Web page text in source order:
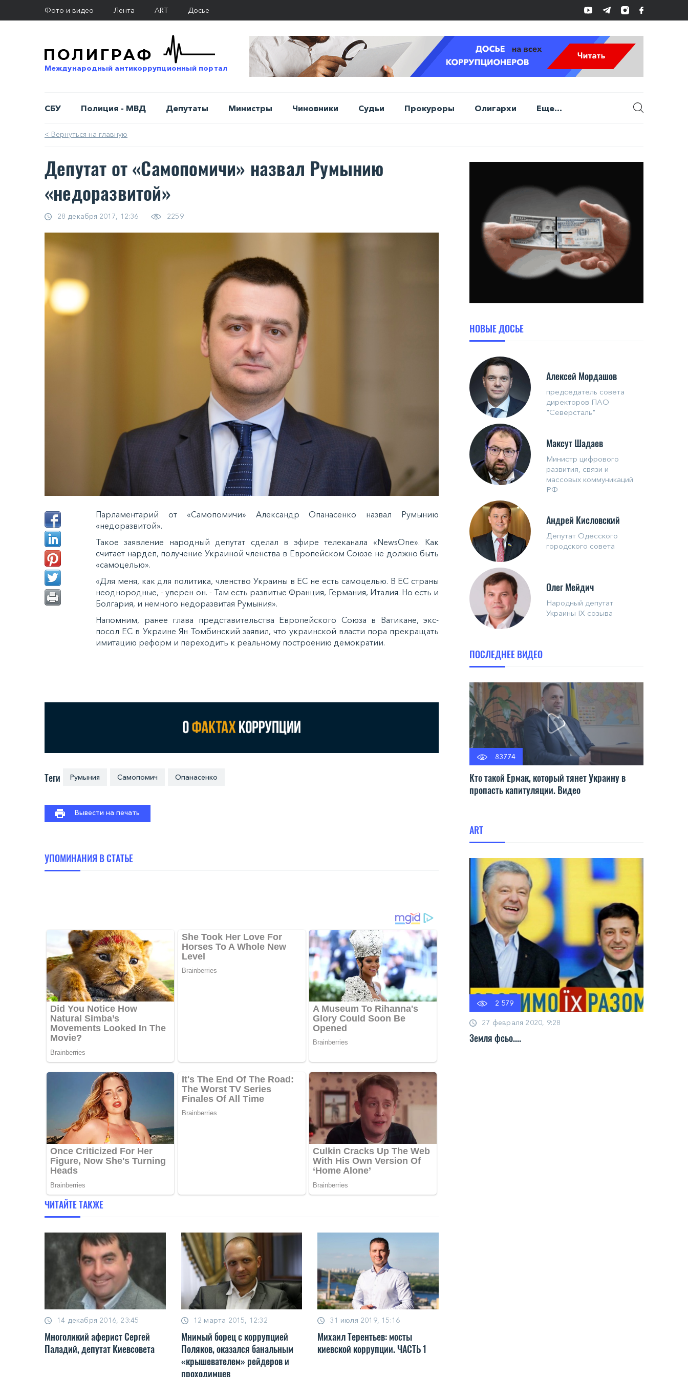
Фото и видео Лента ART Досье
Международный антикоррупционный портал
СБУ Полиция - МВД Депутаты Министры Чиновники Судьи Прокуроры Олигархи Еще...
< Вернуться на главную
Депутат от «Самопомичи» назвал Румынию
«недоразвитой»
28 декабря 2017, 12:36 2259
Парламентарий от «Самопомичи» Александр Опанасенко назвал Румынию
«недоразвитой».
Такое заявление народный депутат сделал в эфире телеканала «NewsOne». Как
считает нардеп, получение Украиной членства в Европейском Союзе не должно быть
«самоцелью».
«Для меня, как для политика, членство Украины в ЕС не есть самоцелью. В ЕС страны
неоднородные, - уверен он. - Там есть развитые Франция, Германия, Италия. Но есть и
Болгария, и немного недоразвитая Румыния».
Напомним, ранее глава представительства Европейского Союза в Ватикане, экс-
посол ЕС в Украине Ян Томбинский заявил, что украинской власти пора прекращать
имитацию реформ и переходить к реальному построению демократии.
Теги Румыния Самопомич Опанасенко
Вывести на печать
УПОМИНАНИЯ В СТАТЬЕ
ЧИТАЙТЕ ТАКЖЕ
14 декабря 2016, 23:45
Многоликий аферист Сергей
Паладий, депутат Киевсовета
12 марта 2015, 12:32
Мнимый борец с коррупцией
Поляков, оказался банальным
«крышевателем» рейдеров и
проходимцев
31 июля 2019, 15:16
Михаил Терентьев: мосты
киевской коррупции. ЧАСТЬ 1
НОВЫЕ ДОСЬЕ
Алексей Мордашов
председатель совета
директоров ПАО
"Северсталь"
Максут Шадаев
Министр цифрового
развития, связи и
массовых коммуникаций
РФ
Андрей Кисловский
Депутат Одесского
городского совета
Олег Мейдич
Народный депутат
Украины IX созыва
ПОСЛЕДНЕЕ ВИДЕО
83774
Кто такой Ермак, который тянет Украину в
пропасть капитуляции. Видео
ART
2 579
27 февраля 2020, 9:28
Земля фсьо....